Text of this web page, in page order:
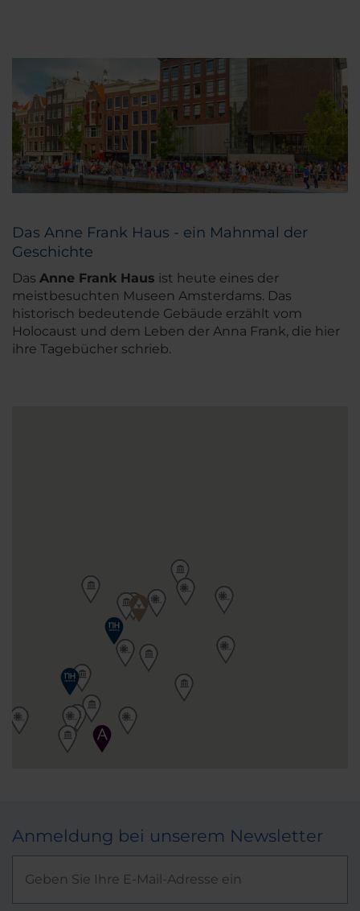
Das Anne Frank Haus - ein Mahnmal der
Geschichte
Das Anne Frank Haus ist heute eines der
meistbesuchten Museen Amsterdams. Das
historisch bedeutende Gebäude erzählt vom
Holocaust und dem Leben der Anna Frank, die hier
ihre Tagebücher schrieb.
Anmeldung bei unserem Newsletter